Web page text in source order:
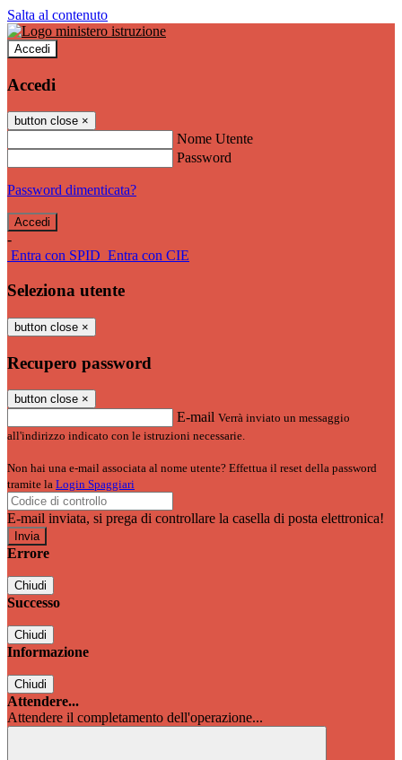
Salta al contenuto
Accedi
Accedi
button close ×
Nome Utente
Password
Password dimenticata?
-
Entra con SPID Entra con CIE
Seleziona utente
button close ×
Recupero password
button close ×
E-mail Verrà inviato un messaggio
all'indirizzo indicato con le istruzioni necessarie.
Non hai una e-mail associata al nome utente? Effettua il reset della password
tramite la Login Spaggiari
E-mail inviata, si prega di controllare la casella di posta elettronica!
Errore
Chiudi
Successo
Chiudi
Informazione
Chiudi
Attendere...
Attendere il completamento dell'operazione...